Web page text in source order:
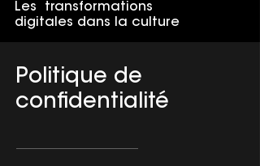
Les transformations
digitales dans la culture
Politique de
confidentialité